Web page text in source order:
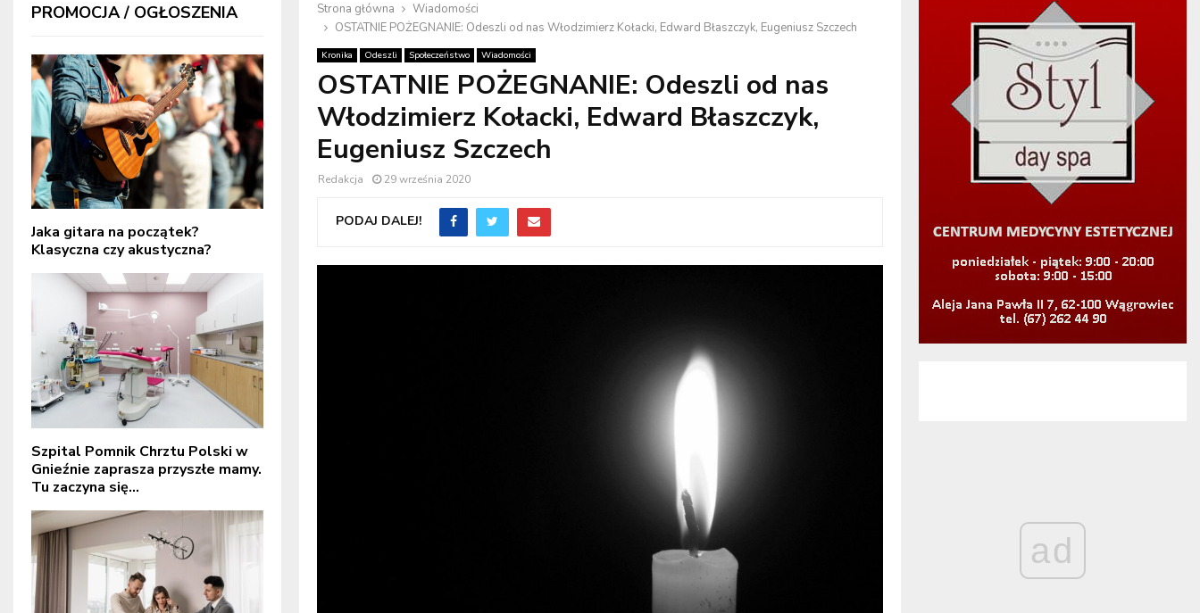
Strona główna
Wiadomości
OSTATNIE POŻEGNANIE: Odeszli od nas Włodzimierz Kołacki, Edward Błaszczyk, Eugeniusz Szczech
Kronika Odeszli Społeczeństwo Wiadomości
OSTATNIE POŻEGNANIE: Odeszli od nas
Włodzimierz Kołacki, Edward Błaszczyk,
Eugeniusz Szczech
Redakcja 29 września 2020
PODAJ DALEJ!
PROMOCJA / OGŁOSZENIA
Jaka gitara na początek?
Klasyczna czy akustyczna?
Szpital Pomnik Chrztu Polski w
Gnieźnie zaprasza przyszłe mamy.
Tu zaczyna się...
ad